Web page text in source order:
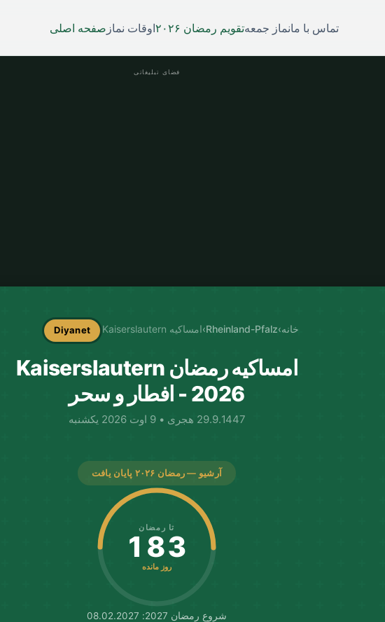
صفحه اصلی اوقات نماز تقویم رمضان ۲۰۲۶نماز جمعهتماس با ما
فضای تبلیغاتی
خانه›
Rheinland-Pfalz
›امساکیه Kaiserslautern Diyanet
امساکیه رمضان Kaiserslautern
2026 - افطار و سحر
29.9.1447 هجری • 9 اوت 2026 یکشنبه
آرشیو — رمضان ۲۰۲۶ پایان یافت
تا رمضان
183
روز مانده
شروع رمضان 2027: 08.02.2027